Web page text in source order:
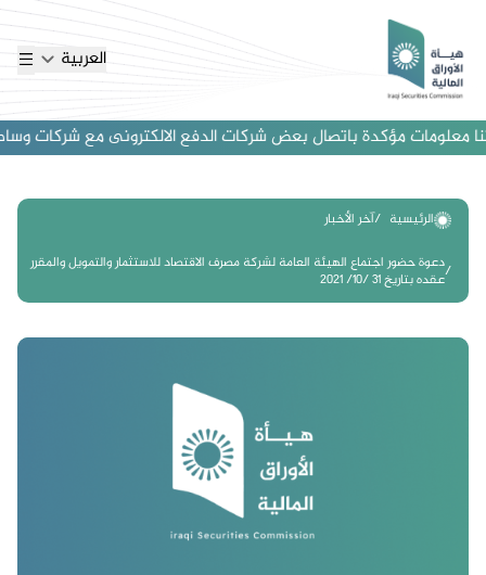
العربية
معلومات مؤكدة باتصال بعض شركات الدفع الالكترونى مع شركات وساطة
الرئيسية
آخر الأخبار
دعوة حضور اجتماع الهيئة العامة لشركة مصرف الاقتصاد للاستثمار والتمويل والمقرر
عقده بتاريخ 31 /10/ 2021